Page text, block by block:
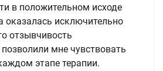
в положительном исходе
оказалась исключительно
отзывчивость
мне чувствовать
этапе терапии.